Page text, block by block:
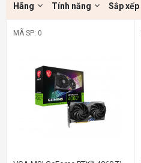
Hãng Tính năng Sắp xếp
MÃ SP: 0